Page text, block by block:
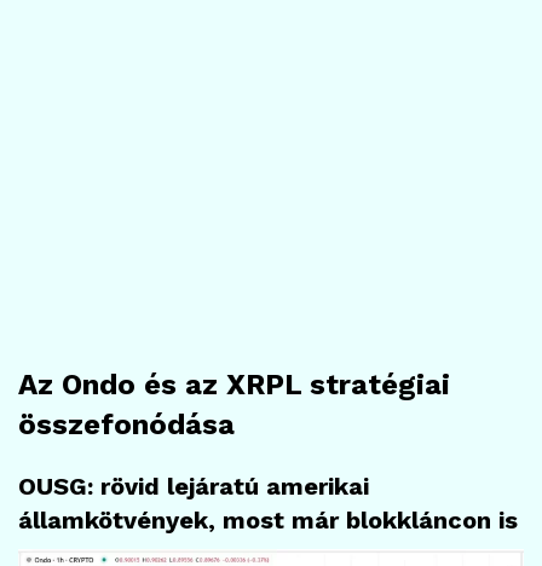
Az Ondo és az XRPL stratégiai
összefonódása
OUSG: rövid lejáratú amerikai
államkötvények, most már blokkláncon is